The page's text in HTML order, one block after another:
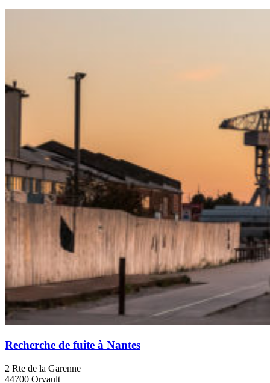
Recherche de fuite à Nantes
2 Rte de la Garenne
44700 Orvault